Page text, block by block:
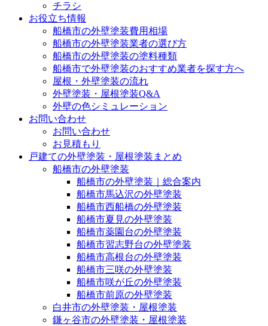
チラシ
お役立ち情報
船橋市の外壁塗装費用相場
船橋市の外壁塗装業者の選び方
船橋市の外壁塗装の塗料種類
船橋市で外壁塗装のおすすめ業者を探す方へ
屋根・外壁塗装の流れ
外壁塗装・屋根塗装Q&A
外壁の色シミュレーション
お問い合わせ
お問い合わせ
お見積もり
戸建ての外壁塗装・屋根塗装まとめ
船橋市の外壁塗装
船橋市の外壁塗装｜総合案内
船橋市馬込沢の外壁塗装
船橋市西船橋の外壁塗装
船橋市夏見の外壁塗装
船橋市薬園台の外壁塗装
船橋市習志野台の外壁塗装
船橋市高根台の外壁塗装
船橋市三咲の外壁塗装
船橋市咲が丘の外壁塗装
船橋市前原の外壁塗装
白井市の外壁塗装・屋根塗装
鎌ヶ谷市の外壁塗装・屋根塗装